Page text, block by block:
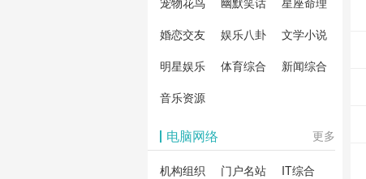
需求，提供
无广告、高
剧、
看，
院每
动作
剧片、
看，快来碟
调电影网在
热门影视作
品吧！
载、
术教
与交
解软
婚恋交友
娱乐八卦
文学小说
明星娱乐
体育综合
新闻综合
音乐资源
电脑网络 更多
机构组织 门户名站
IT综合